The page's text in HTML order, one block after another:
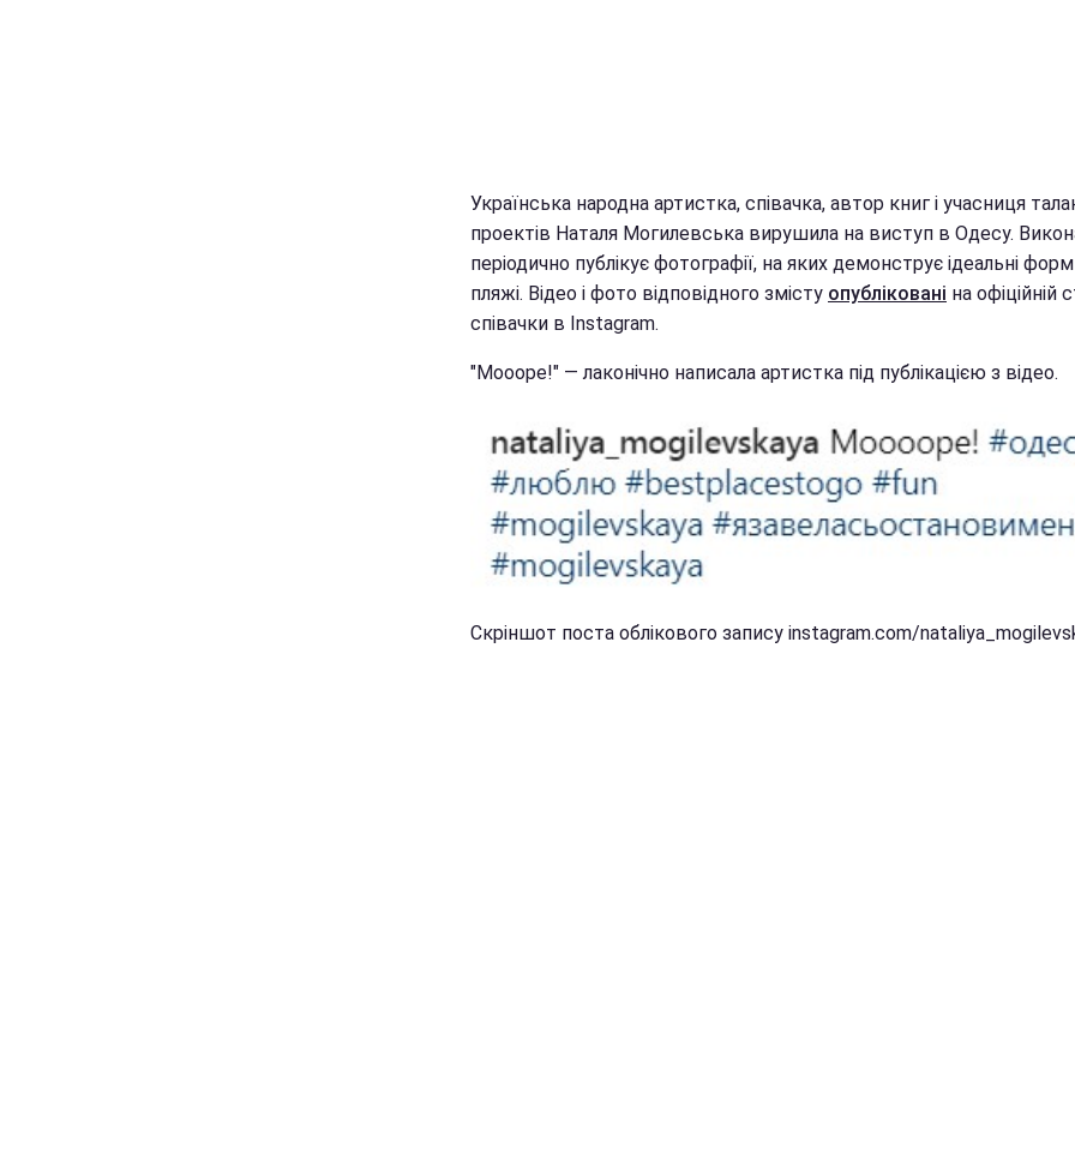
Українська народна артистка, співачка, автор книг і учасниця
проектів Наталя Могилевська вирушила на виступ в Одесу.
періодично публікує фотографії, на яких демонструє ідеальні
пляжі. Відео і фото відповідного змісту опубліковані на офіційній
співачки в Instagram.
"Моооре!" — лаконічно написала артистка під публікацією з відео.
Скріншот поста облікового запису instagram.com/